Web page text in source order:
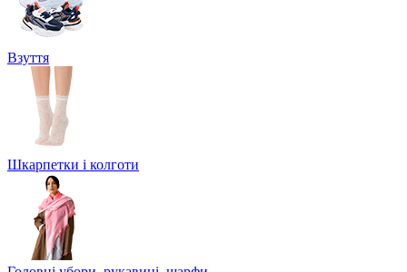
Взуття
Шкарпетки і колготи